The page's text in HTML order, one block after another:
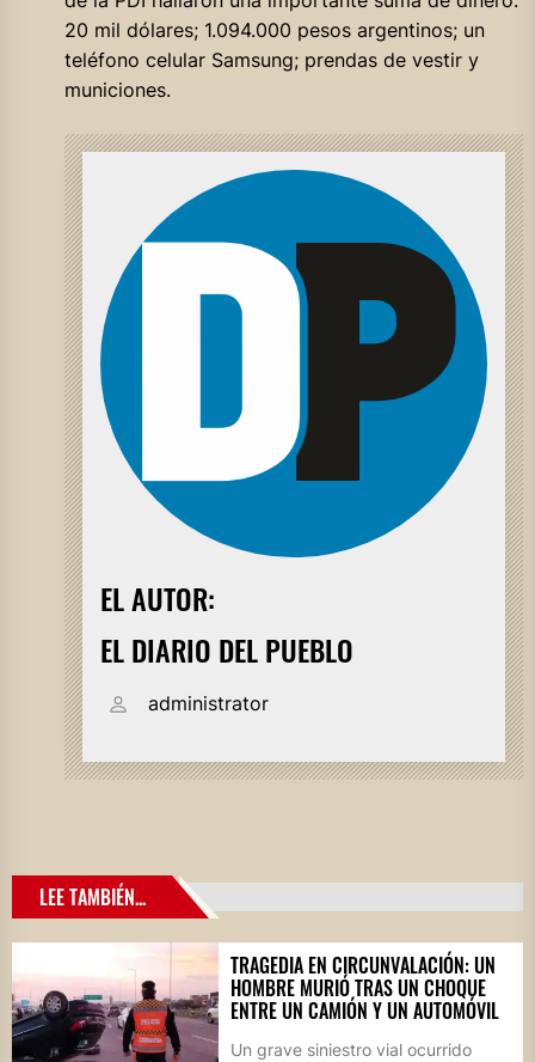
20 mil dólares; 1.094.000 pesos argentinos; un
teléfono celular Samsung; prendas de vestir y
municiones.
EL AUTOR:
EL DIARIO DEL PUEBLO
administrator
LEE TAMBIÉN...
TRAGEDIA EN CIRCUNVALACIÓN: UN
HOMBRE MURIÓ TRAS UN CHOQUE
ENTRE UN CAMIÓN Y UN AUTOMÓVIL
Un grave siniestro vial ocurrido